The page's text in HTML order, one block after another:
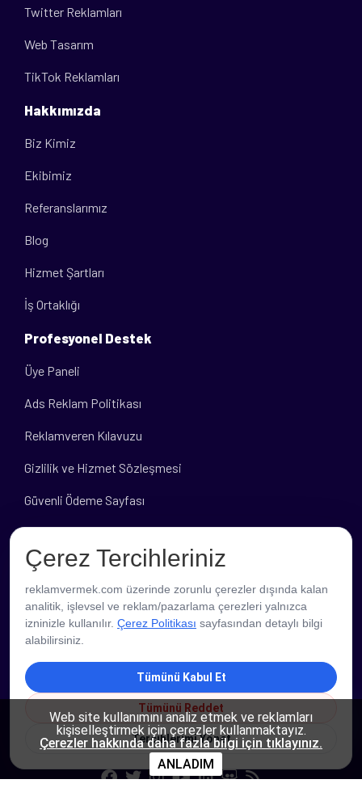
Twitter Reklamları
Web Tasarım
TikTok Reklamları
Hakkımızda
Biz Kimiz
Ekibimiz
Referanslarımız
Blog
Hizmet Şartları
İş Ortaklığı
Profesyonel Destek
Üye Paneli
Ads Reklam Politikası
Reklamveren Kılavuzu
Gizlilik ve Hizmet Sözleşmesi
Güvenli Ödeme Sayfası
Banka Hesap Bilgileri
PROFESYONEL DESTEK
Çerez Tercihleriniz
reklamvermek.com üzerinde zorunlu çerezler dışında kalan
analitik, işlevsel ve reklam/pazarlama çerezleri yalnızca
izninizle kullanılır. Çerez Politikası sayfasından detaylı bilgi
alabilirsiniz.
Tümünü Kabul Et
Tümünü Reddet
Tercihlerimi Yönet
Web site kullanımını analiz etmek ve reklamları
kişiselleştirmek için çerezler kullanmaktayız.
Çerezler hakkında daha fazla bilgi için tıklayınız.
ANLADIM